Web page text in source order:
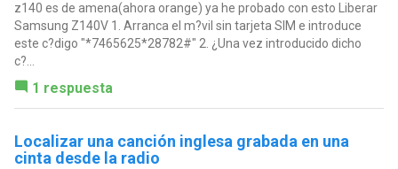
z140 es de amena(ahora orange) ya he probado con esto Liberar
Samsung Z140V 1. Arranca el m?vil sin tarjeta SIM e introduce
este c?digo "*7465625*28782#" 2. ¿Una vez introducido dicho
c?...
1 respuesta
Localizar una canción inglesa grabada en una
cinta desde la radio